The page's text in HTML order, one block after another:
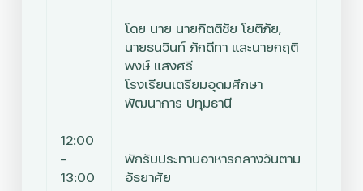
โดย นาย นายกิตติชัย โยติภัย,
นายธนวินท์ ภักดีทา และนายกฤติ
พงษ์ แสงศรี
โรงเรียนเตรียมอุดมศึกษา
พัฒนาการ ปทุมธานี
12:00
–
13:00
พักรับประทานอาหารกลางวันตาม
อัธยาศัย